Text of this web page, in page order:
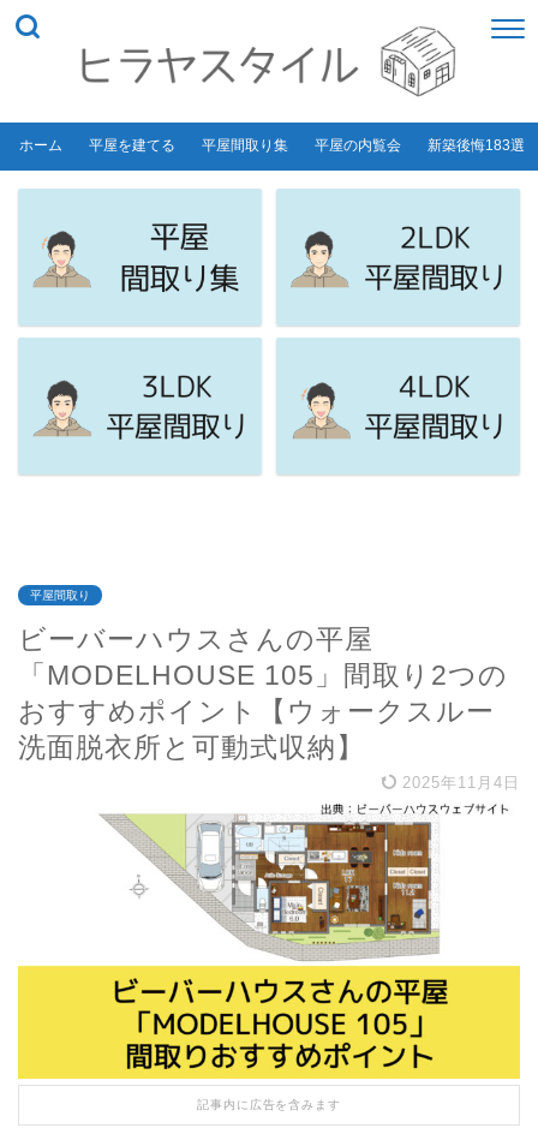
ホーム 平屋を建てる 平屋間取り集 平屋の内覧会 新築後悔183選
平屋間取り
ビーバーハウスさんの平屋
「MODELHOUSE 105」間取り2つの
おすすめポイント【ウォークスルー
洗面脱衣所と可動式収納】
2025年11月4日
記事内に広告を含みます